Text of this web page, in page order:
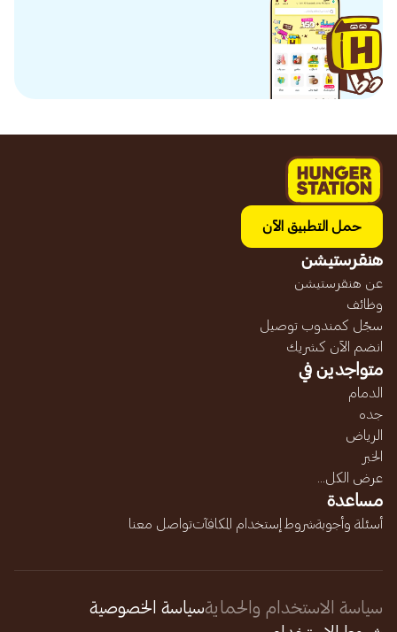
حمل التطبيق الآن
هنقرستيشن
عن هنقرستيشن
وظائف
سجّل كمندوب توصيل
انضم الآن كشريك
متواجدين في
الدمام
جده
الرياض
الخبر
عرض الكل...
مساعدة
أسئلة وأجوبةشروط إستخدام المكافآتتواصل معنا
سياسة الاستخدام والحمايةسياسة الخصوصية